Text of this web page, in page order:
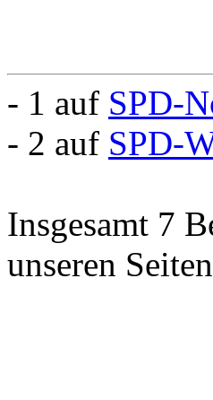
- 1 auf SPD-
- 2 auf SPD-
Insgesamt 7
unseren